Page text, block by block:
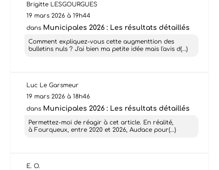
Brigitte LESGOURGUES
19 mars 2026 à 19h44
dans Municipales 2026 : Les résultats détaillés
Comment expliquez-vous cette augmenttion des
bulletins nuls ? J'ai bien ma petite idée mais l'avis d(...)
Luc Le Garsmeur
19 mars 2026 à 18h46
dans Municipales 2026 : Les résultats détaillés
Permettez-moi de réagir à cet article. En réalité,
à Fourqueux, entre 2020 et 2026, Audace pour(...)
E. O.